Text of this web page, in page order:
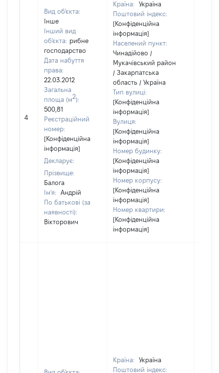
4
Вид об'єкта:
Інше
Інший вид
об'єкта: рибне
господарство
Дата набуття
права:
22.03.2012
Загальна
площа (м2):
500,81
Реєстраційний
номер:
[Конфіденційна
інформація]
Декларує:
Прізвище:
Балога
Ім'я:
Андрій
По батькові (за
наявності):
Вікторович
Країна:
Україна
Поштовий індекс:
[Конфіденційна
інформація]
Населений пункт:
Чинадійово /
Мукачівський район
/ Закарпатська
область / Україна
Тип вулиці:
[Конфіденційна
інформація]
Вулиця:
[Конфіденційна
інформація]
Номер будинку:
[Конфіденційна
інформація]
Номер корпусу:
[Конфіденційна
інформація]
Номер квартири:
[Конфіденційна
інформація]
Країна:
Україна
Поштовий індекс: